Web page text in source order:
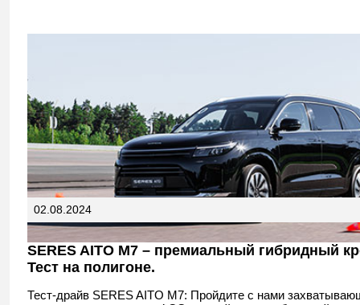
02.08.2024
SERES AITO M7 – премиальный гибридный
Тест на полигоне.
Тест-драйв SERES AITO M7: Пройдите с нами